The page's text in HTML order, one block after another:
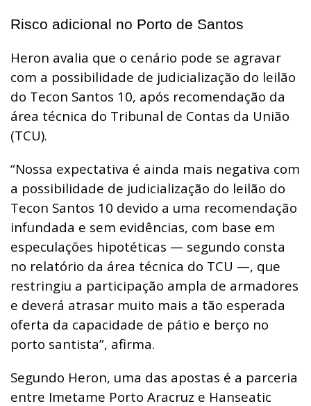
Risco adicional no Porto de Santos
Heron avalia que o cenário pode se agravar
com a possibilidade de judicialização do leilão
do Tecon Santos 10, após recomendação da
área técnica do Tribunal de Contas da União
(TCU).
“Nossa expectativa é ainda mais negativa com
a possibilidade de judicialização do leilão do
Tecon Santos 10 devido a uma recomendação
infundada e sem evidências, com base em
especulações hipotéticas — segundo consta
no relatório da área técnica do TCU —, que
restringiu a participação ampla de armadores
e deverá atrasar muito mais a tão esperada
oferta da capacidade de pátio e berço no
porto santista”, afirma.
Segundo Heron, uma das apostas é a parceria
entre Imetame Porto Aracruz e Hanseatic